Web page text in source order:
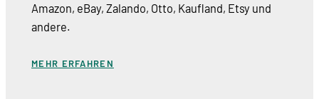
Amazon, eBay, Zalando, Otto, Kaufland, Etsy und
andere.
MEHR ERFAHREN